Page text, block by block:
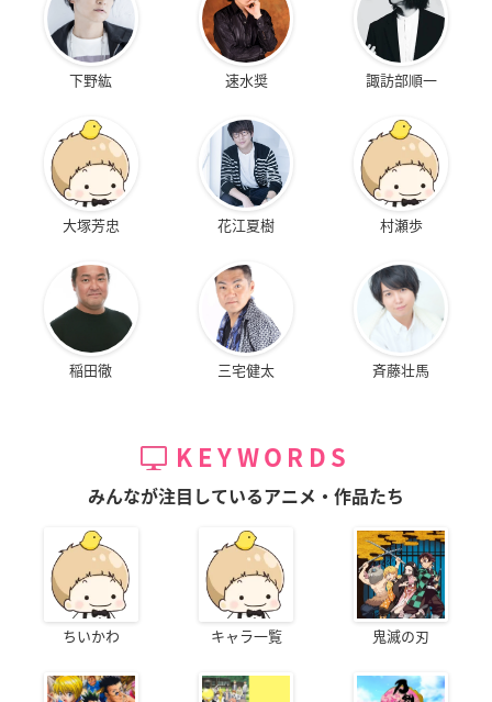
下野紘 速水奨 諏訪部順一
大塚芳忠 花江夏樹 村瀬歩
稲田徹 三宅健太 斉藤壮馬
KEYWORDS
みんなが注目しているアニメ・作品たち
ちいかわ キャラ一覧 鬼滅の刃